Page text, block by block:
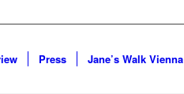
Press Jane’s Walk Vienna